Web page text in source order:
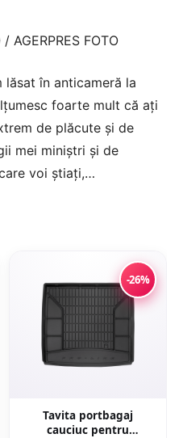
AGERPRES FOTO
lăsat în anticameră la
foarte mult că aţi
de plăcute şi de
mei miniştri şi de
voi ştiaţi,…
-26%
Tavita portbagaj
cauciuc pentru